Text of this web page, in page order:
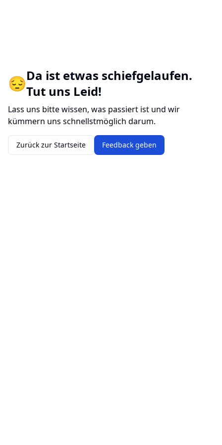
😔Da ist etwas schiefgelaufen.
Tut uns Leid!
Lass uns bitte wissen, was passiert ist und wir
kümmern uns schnellstmöglich darum.
Zurück zur Startseite Feedback geben